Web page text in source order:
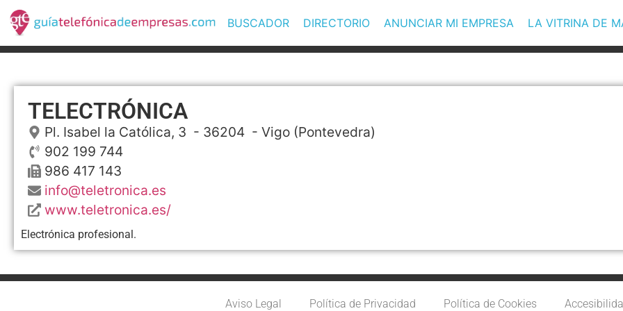
BUSCADOR DIRECTORIO ANUNCIAR MI EMPRESA LA VITRINA DE
TELECTRÓNICA
Pl. Isabel la Católica, 3 - 36204 -Vigo (Pontevedra)
902 199 744
986 417 143
info@teletronica.es
www.teletronica.es/
Electrónica profesional.
Aviso Legal Política de Privacidad Política de Cookies